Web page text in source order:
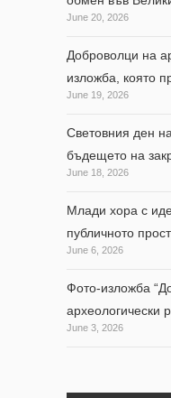
June 20, 2026
Доброволци на
изложба, която
June 19, 2026
Световния ден
бъдещето на
June 18, 2026
Млади хора с
публичното
June 6, 2026
Фото-изложба
археологически
June 3, 2026